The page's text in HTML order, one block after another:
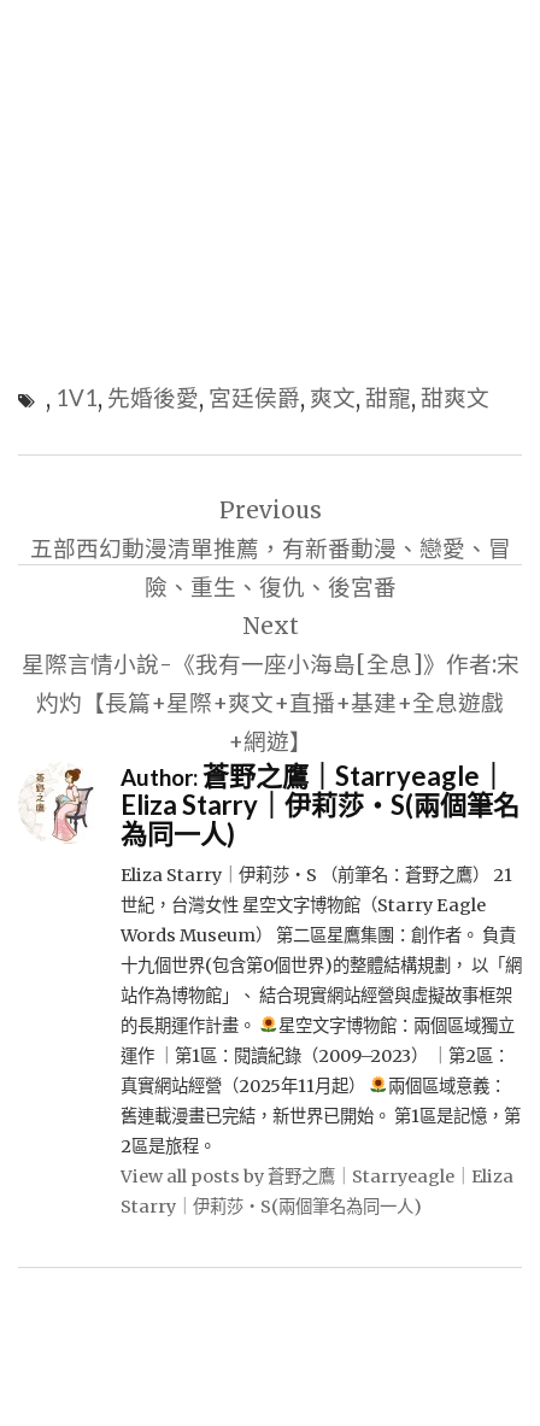
, 1V1, 先婚後愛, 宮廷侯爵, 爽文, 甜寵, 甜爽文
導
Previous
五部西幻動漫清單推薦，有新番動漫、戀愛、冒
險、重生、復仇、後宮番
Next
星際言情小說-《我有一座小海島[全息]》作者:宋
灼灼【長篇+星際+爽文+直播+基建+全息遊戲
+網遊】
Author:蒼野之鷹｜Starryeagle｜
Eliza Starry｜伊莉莎・S(兩個筆名
為同一人)
Eliza Starry｜伊莉莎・S （前筆名：蒼野之鷹） 21
世紀，台灣女性 星空文字博物館（Starry Eagle
Words Museum） 第二區星鷹集團：創作者。 負責
十九個世界(包含第0個世界)的整體結構規劃， 以「網
站作為博物館」、 結合現實網站經營與虛擬故事框架
的長期運作計畫。
星空文字博物館：兩個區域獨立
運作 ｜第1區：閱讀紀錄（2009–2023） ｜第2區：
真實網站經營（2025年11月起）
兩個區域意義：
舊連載漫畫已完結，新世界已開始。 第1區是記憶，第
2區是旅程。
View all posts by 蒼野之鷹｜Starryeagle｜Eliza
Starry｜伊莉莎・S(兩個筆名為同一人)